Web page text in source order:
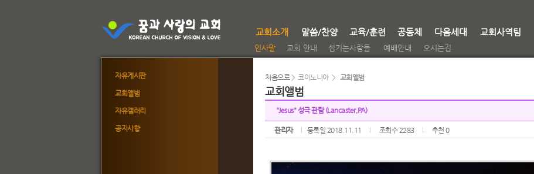
인사말 교회 안내 섬기는사람들 예배안내 오시는길
교회소개 말씀/찬양 교육/훈련 공동체 다음세대 교회사역팀
자유게시판
교회앨범
자유갤러리
공지사항
처음으로> 코이노니아 > 교회앨범
교회앨범
"Jesus" 성극 관람 (Lancaster,PA)
관리자 등록일 2018.11.11 조회수 2283 추천 0